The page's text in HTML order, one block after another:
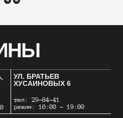
УЛ. БРАТЬЕВ
ХУСАИНОВЫХ 6
тел: 29-84-41
режим: 10:00 - 19:00